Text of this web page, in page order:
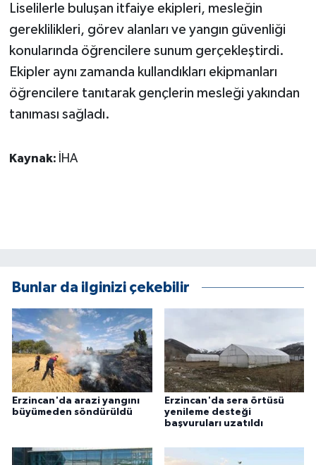
Liselilerle buluşan itfaiye ekipleri, mesleğin
gereklilikleri, görev alanları ve yangın güvenliği
konularında öğrencilere sunum gerçekleştirdi.
Ekipler aynı zamanda kullandıkları ekipmanları
öğrencilere tanıtarak gençlerin mesleği yakından
tanıması sağladı.
Kaynak: İHA
Bunlar da ilginizi çekebilir
Erzincan'da arazi yangını
büyümeden söndürüldü
Erzincan'da sera örtüsü
yenileme desteği
başvuruları uzatıldı
HABERDE İNSAN
İş Dünyası
Otomobil
POLİTİKA
Sağlık
SİYASET
TEKNOLOJİ